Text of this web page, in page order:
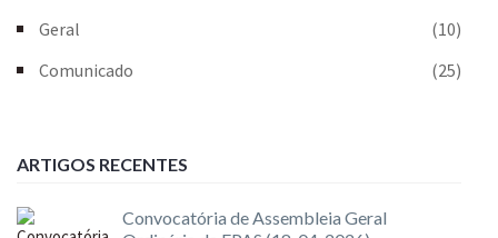
Geral
(10)
Comunicado
(25)
ARTIGOS RECENTES
Convocatória de Assembleia Geral